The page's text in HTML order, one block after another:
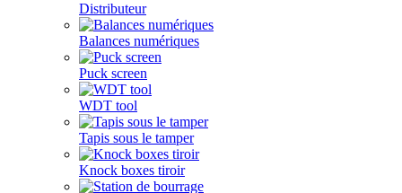
Distributeur
Balances numériques
Puck screen
WDT tool
Tapis sous le tamper
Knock boxes tiroir